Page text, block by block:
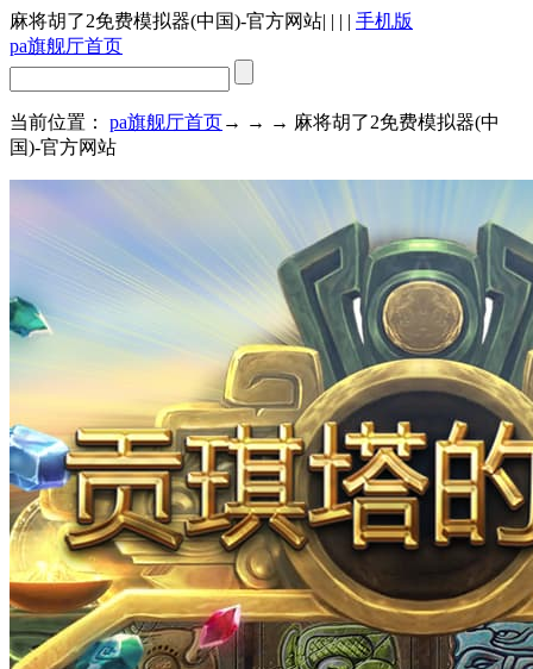
麻将胡了2免费模拟器(中国)-官方网站| | | | 手机版
pa旗舰厅首页
当前位置： pa旗舰厅首页→ → → 麻将胡了2免费模拟器(中
国)-官方网站